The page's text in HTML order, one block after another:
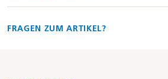
FRAGEN ZUM ARTIKEL?